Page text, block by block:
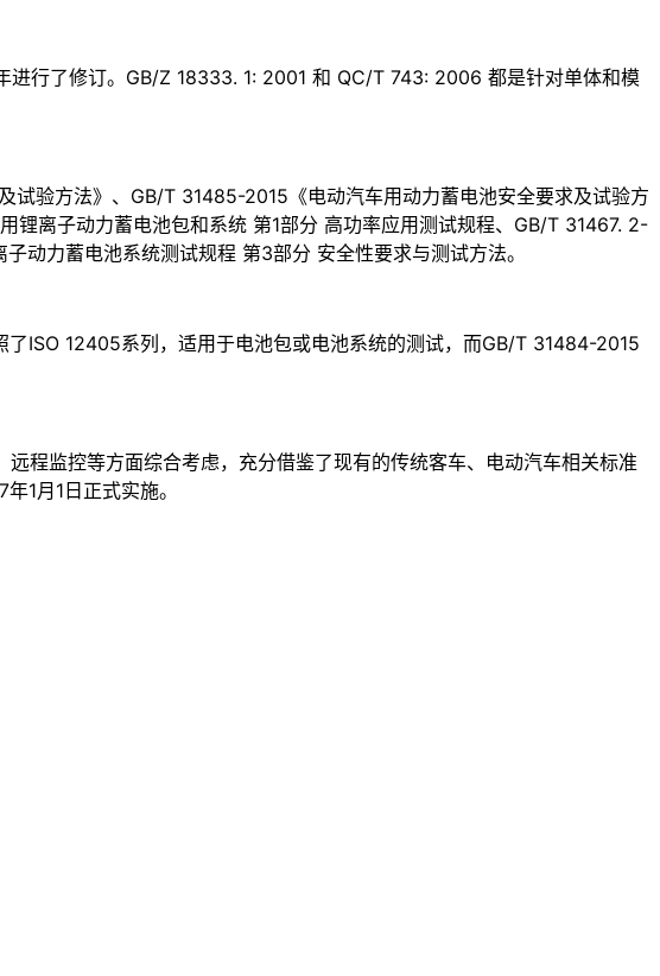
行了修订。GB/Z 18333. 1: 2001 和 QC/T 743: 2006 都是针对单体和模
验方法》、GB/T 31485-2015《电动汽车用动力蓄电池安全要求及试验方
离子动力蓄电池包和系统 第1部分 高功率应用测试规程、GB/T 31467. 2-
动力蓄电池系统测试规程 第3部分 安全性要求与测试方法。
ISO 12405系列，适用于电池包或电池系统的测试，而GB/T 31484-2015
程监控等方面综合考虑，充分借鉴了现有的传统客车、电动汽车相关标准
1月1日正式实施。